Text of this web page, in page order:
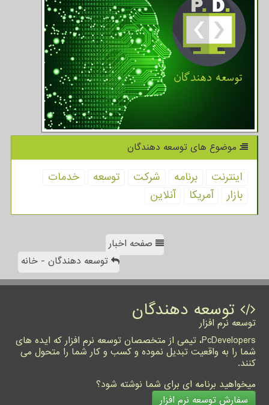
موضوع های توسعه دهندگان
اینترنت برنامه شركت توسعه
خدمات
بازار
آمریكا آنلاین
صفحه اخبار
توسعه دهندگان - خانه
توسعه دهندگان
توسعه نرم افزار
PcDevelopers، تیمی از متخصصان توسعه نرم افزار که ایده های
شما را به واقعیت تبدیل نموده و کسب و کار شما را متحول می
کنند.
میخواهید برنامه ای برای شما نوشته شود؟
سفارش توسعه نرم افزار